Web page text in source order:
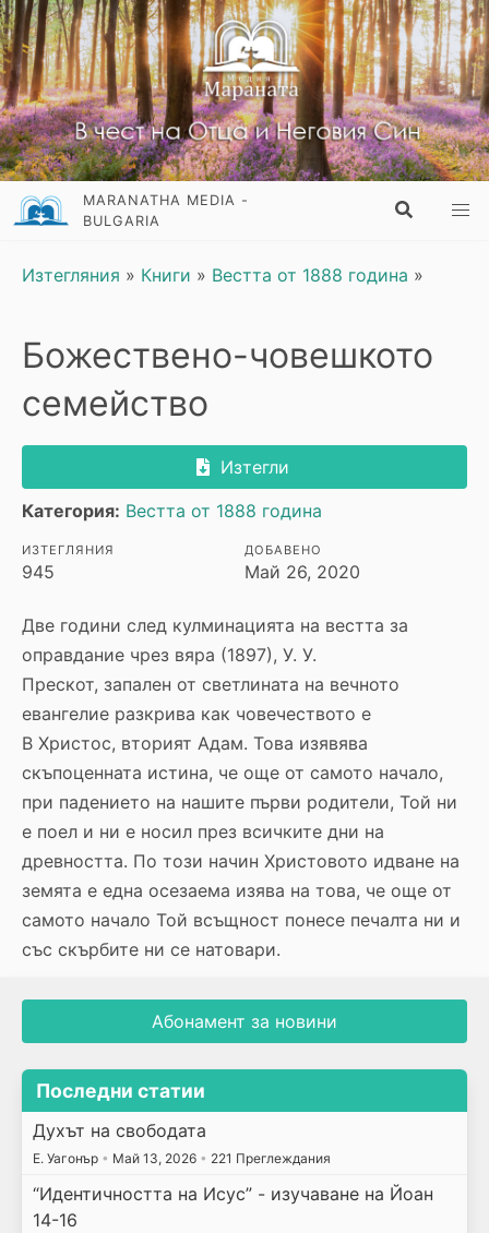
MARANATHA MEDIA -
BULGARIA
Изтегляния » Книги » Вестта от 1888 година »
Божествено-човешкото
семейство
Изтегли
Категория: Вестта от 1888 година
ИЗТЕГЛЯНИЯ
945
ДОБАВЕНО
Май 26, 2020
Две години след кулминацията на вестта за
оправданиe чрез вяра (1897), У. У.
Прескот, запален от светлината на вечното
евангелие разкрива как човечеството е
В Христос, вторият Адам. Това изявява
скъпоценната истина, че още от самото начало,
при падението на нашите първи родители, Той ни
е поел и ни е носил през всичките дни на
древността. По този начин Христовото идване на
земята е една осезаема изява на това, че още от
самото начало Той всъщност понесе печалта ни и
със скърбите ни се натовари.
Абонамент за новини
Последни статии
Духът на свободата
E. Уагонър • Май 13, 2026 • 221 Преглеждания
“Идентичността на Исус” - изучаване на Йоан
14-16